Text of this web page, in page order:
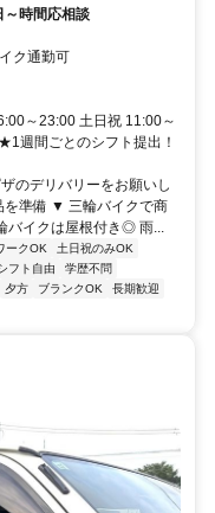
～時間応相談
ク通勤可
～23:00 土日祝 11:00～
週間ごとのシフト提出！
のデリバリーをお願いし
を準備 ▼ 三輪バイクで商
イクは屋根付き◎ 雨...
ークOK
土日祝のみOK
フト自由
学歴不問
夕方 ブランクOK
長期歓迎